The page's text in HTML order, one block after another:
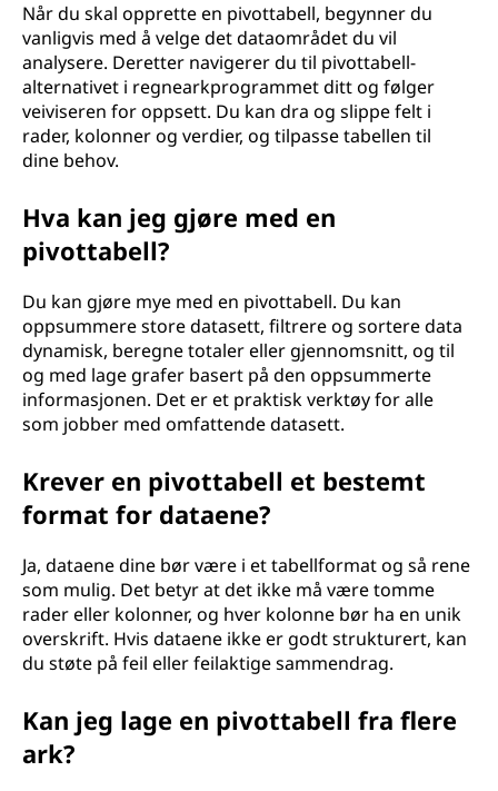
Når du skal opprette en pivottabell, begynner du
vanligvis med å velge det dataområdet du vil
analysere. Deretter navigerer du til pivottabell-
alternativet i regnearkprogrammet ditt og følger
veiviseren for oppsett. Du kan dra og slippe felt i
rader, kolonner og verdier, og tilpasse tabellen til
dine behov.
Hva kan jeg gjøre med en
pivottabell?
Du kan gjøre mye med en pivottabell. Du kan
oppsummere store datasett, filtrere og sortere data
dynamisk, beregne totaler eller gjennomsnitt, og til
og med lage grafer basert på den oppsummerte
informasjonen. Det er et praktisk verktøy for alle
som jobber med omfattende datasett.
Krever en pivottabell et bestemt
format for dataene?
Ja, dataene dine bør være i et tabellformat og så rene
som mulig. Det betyr at det ikke må være tomme
rader eller kolonner, og hver kolonne bør ha en unik
overskrift. Hvis dataene ikke er godt strukturert, kan
du støte på feil eller feilaktige sammendrag.
Kan jeg lage en pivottabell fra flere
ark?